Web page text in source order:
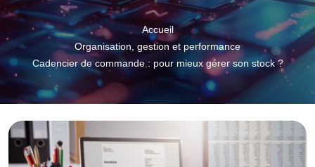
Accueil
Organisation, gestion et performance
Cadencier de commande : pour mieux gérer son stock ?